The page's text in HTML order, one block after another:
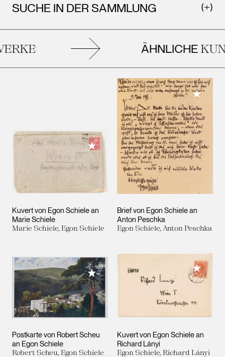
SUCHE IN DER SAMMLUNG
ÄHNLICHE
Kuvert von Egon Schiele an
Marie Schiele
Marie Schiele, Egon Schiele
Meiner Sammlung hinzufügen
Brief von Egon Schiele an
Anton Peschka
Egon Schiele, Anton Peschka
Meiner
Postkarte von Robert Scheu
an Egon Schiele
Robert Scheu, Egon Schiele
Meiner Sammlung hinzufügen
Kuvert von Egon Schiele an
Richard Lányi
Egon Schiele, Richard Lányi
Meiner